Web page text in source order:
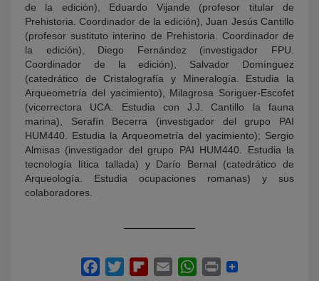
de la edición), Eduardo Vijande (profesor titular de
Prehistoria. Coordinador de la edición), Juan Jesús Cantillo
(profesor sustituto interino de Prehistoria. Coordinador de
la edición), Diego Fernández (investigador FPU.
Coordinador de la edición), Salvador Domínguez
(catedrático de Cristalografía y Mineralogía. Estudia la
Arqueometría del yacimiento), Milagrosa Soriguer-Escofet
(vicerrectora UCA. Estudia con J.J. Cantillo la fauna
marina), Serafín Becerra (investigador del grupo PAI
HUM440. Estudia la Arqueometría del yacimiento); Sergio
Almisas (investigador del grupo PAI HUM440. Estudia la
tecnología lítica tallada) y Darío Bernal (catedrático de
Arqueología. Estudia ocupaciones romanas) y sus
colaboradores.